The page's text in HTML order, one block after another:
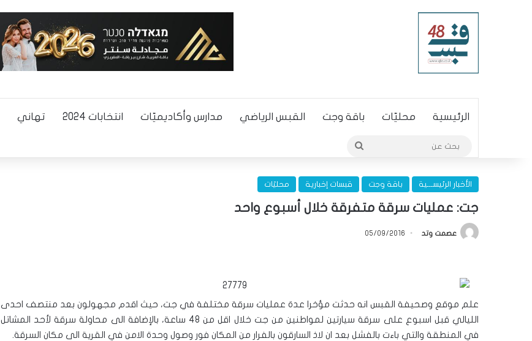
الرئيسية محليّات باقة وجت القبس الرياضي مدارس وأكاديميّات انتخابات 2024 تهاني
الأخبار الرئيســـية باقة وجت قبسات إخبارية محليّات
جت: عمليات سرقة متفرقة خلال أسبوع واحد
عصمت وتد 05/09/2016
علم موقع وصحيفة القبس انه حدثت مؤخرا عدة عمليات سرقة مختلفة في جت، حيث اقدم مجهولون بعد منتصف احدى
الليالي قبل اسبوع على سرقة سيارتين لمواطنين من جت خلال اقل من 48 ساعة، بالإضافة الى محاولة سرقة لأحد المشاتل
في المنطقة والتي باءت بالفشل بعد ان لاذ السارقون بالفرار من المكان فور وصول وحدة الامن في القرية الى مكان السرقة.